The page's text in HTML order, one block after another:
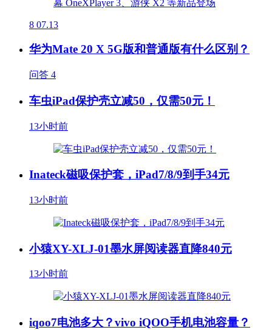
8 07.13
华为Mate 20 X 5G版和普通版有什么区别？
问答 4
车虫iPad保护壳立减50，仅需50元！
13小时前
Inateck磁吸保护套，iPad7/8/9到手34元
13小时前
小猿XY-XLJ-01墨水屏阅读器直降840元
13小时前
iqoo7电池多大？vivo iQOO手机电池容量？